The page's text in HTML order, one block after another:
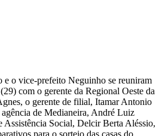
o vice-prefeito Neguinho se reuniram
com o gerente da Regional Oeste da
o gerente de filial, Itamar Antonio
de Medianeira, André Luiz
Assistência Social, Delcir Berta Aléssio,
para o sorteio das casas do